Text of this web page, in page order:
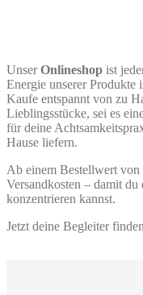
UnserOnlineshop ist
Energie unserer Produkte
Kaufe entspannt von zu
Lieblingsstücke, sei es
für deine
Hause liefern.
Ab einem Bestellwert von
Versandkosten – damit du
konzentrieren kannst.
Jetzt deine Begleiter